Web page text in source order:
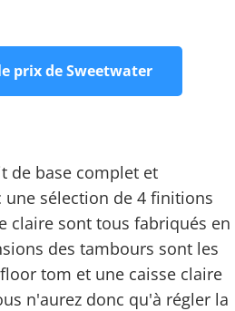
prix de Sweetwater
de base complet et
sélection de 4 finitions
claire sont tous fabriqués en
des tambours sont les
tom et une caisse claire
n'aurez donc qu'à régler la